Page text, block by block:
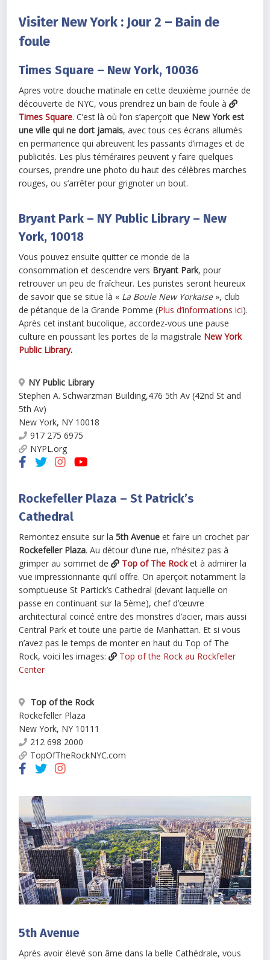
Visiter New York : Jour 2 – Bain de
foule
Times Square – New York, 10036
Apres votre douche matinale en cette deuxième journée de
découverte de NYC, vous prendrez un bain de foule à
Times Square. C’est là où l’on s’aperçoit que New York est
une ville qui ne dort jamais, avec tous ces écrans allumés
en permanence qui abreuvent les passants d’images et de
publicités. Les plus téméraires peuvent y faire quelques
courses, prendre une photo du haut des célèbres marches
rouges, ou s’arrêter pour grignoter un bout.
Bryant Park – NY Public Library – New
York, 10018
Vous pouvez ensuite quitter ce monde de la
consommation et descendre vers Bryant Park, pour
retrouver un peu de fraîcheur. Les puristes seront heureux
de savoir que se situe là « La Boule New Yorkaise», club
de pétanque de la Grande Pomme (Plus d’informations ici).
Après cet instant bucolique, accordez-vous une pause
culture en poussant les portes de la magistrale New York
Public Library.
NY Public Library
Stephen A. Schwarzman Building,476 5th Av (42nd St and
5th Av)
New York, NY 10018
917 275 6975
NYPL.org
Rockefeller Plaza – St Patrick’s
Cathedral
Remontez ensuite sur la5th Avenue et faire un crochet par
Rockefeller Plaza. Au détour d’une rue, n’hésitez pas à
grimper au sommet de
Top of The Rocket à admirer la
vue impressionnante qu’il offre. On aperçoit notamment la
somptueuse St Partick’s Cathedral (devant laquelle on
passe en continuant sur la 5ème), chef d’œuvre
architectural coincé entre des monstres d’acier, mais aussi
Central Park et toute une partie de Manhattan. Et si vous
n’avez pas le temps de monter en haut du Top of The
Rock, voici les images:
Top of the Rock au Rockfeller
Center
Top of the Rock
Rockefeller Plaza
New York, NY 10111
212 698 2000
TopOfTheRockNYC.com
5th Avenue
Après avoir élevé son âme dans la belle Cathédrale, vous